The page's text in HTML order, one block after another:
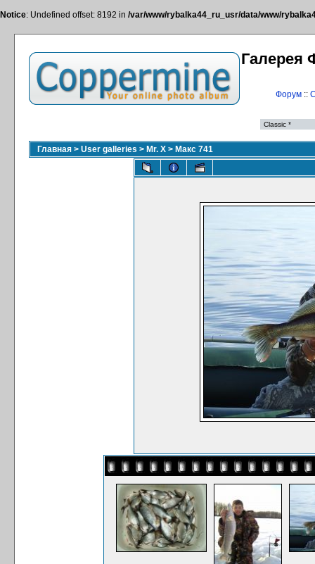
Notice: Undefined offset: 8192 in /var/www/rybalka44_ru_usr/data/www/
Галерея
Форум::
Главная > User galleries > Mr. X > Макс 741